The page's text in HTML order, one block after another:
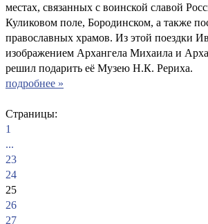
местах, связанных с воинской славой
Куликовом поле, Бородинском, а также
православных храмов. Из этой поездки
изображением Архангела Михаила и
решил подарить её Музею Н.К. Рериха.
подробнее »
Страницы:
1
...
23
24
25
26
27